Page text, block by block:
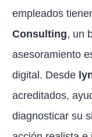
empleados
Consulting, un
asesoramiento
digital. Desde
acreditados,
diagnosticar su